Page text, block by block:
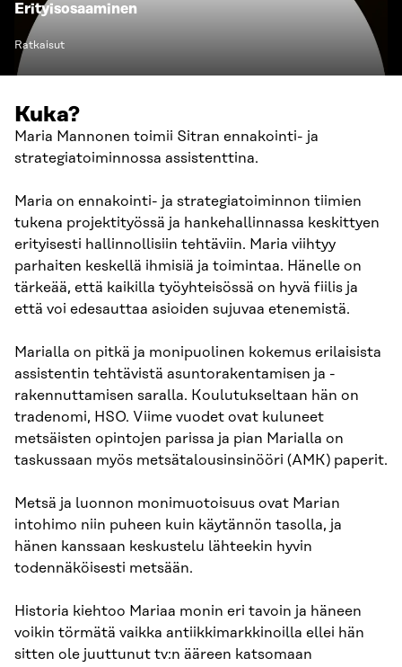
Erityisosaaminen
Ratkaisut
Kuka?
Maria Mannonen toimii Sitran ennakointi- ja
strategiatoiminnossa assistenttina.
Maria on ennakointi- ja strategiatoiminnon tiimien
tukena projektityössä ja hankehallinnassa keskittyen
erityisesti hallinnollisiin tehtäviin. Maria viihtyy
parhaiten keskellä ihmisiä ja toimintaa. Hänelle on
tärkeää, että kaikilla työyhteisössä on hyvä fiilis ja
että voi edesauttaa asioiden sujuvaa etenemistä.
Marialla on pitkä ja monipuolinen kokemus erilaisista
assistentin tehtävistä asuntorakentamisen ja -
rakennuttamisen saralla. Koulutukseltaan hän on
tradenomi, HSO. Viime vuodet ovat kuluneet
metsäisten opintojen parissa ja pian Marialla on
taskussaan myös metsätalousinsinööri (AMK) paperit.
Metsä ja luonnon monimuotoisuus ovat Marian
intohimo niin puheen kuin käytännön tasolla, ja
hänen kanssaan keskustelu lähteekin hyvin
todennäköisesti metsään.
Historia kiehtoo Mariaa monin eri tavoin ja häneen
voikin törmätä vaikka antiikkimarkkinoilla ellei hän
sitten ole juuttunut tv:n ääreen katsomaan